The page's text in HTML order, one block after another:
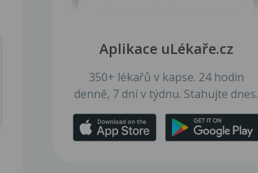
Aplikace uLékaře.cz
350+ lékařů v kapse. 24 hodin
denně, 7 dní v týdnu. Stahujte dnes.